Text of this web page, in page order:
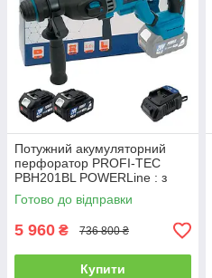
Потужний акумуляторний
перфоратор PROFI-TEC
PBH201BL POWERLine : з
АКБ 2шт-20 V х 4.0 Аh + ЗП,
3.0 Дж
Готово до відправки
5 960 ₴ 736 800 ₴
Купити